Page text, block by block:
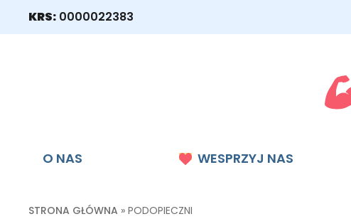
KRS: 0000022383
O NAS WESPRZYJ NAS
STRONA GŁÓWNA » PODOPIECZNI